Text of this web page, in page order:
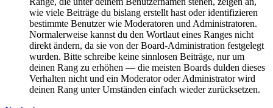
wie viele Beiträge du bislang erstellt hast oder identifizieren
bestimmte Benutzer wie Moderatoren und Administratoren.
Normalerweise kannst du den Wortlaut eines Ranges nicht
direkt ändern, da sie von der Board-Administration festgelegt
wurden. Bitte schreibe keine sinnlosen Beiträge, nur um
deinen Rang zu erhöhen — die meisten Boards dulden dieses
Verhalten nicht und ein Moderator oder Administrator wird
deinen Rang unter Umständen einfach wieder zurücksetzen.